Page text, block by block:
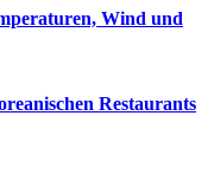
Wind und
Restaurants